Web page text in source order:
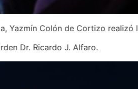
Yazmín Colón de Cortizo realizó
Dr. Ricardo J. Alfaro.